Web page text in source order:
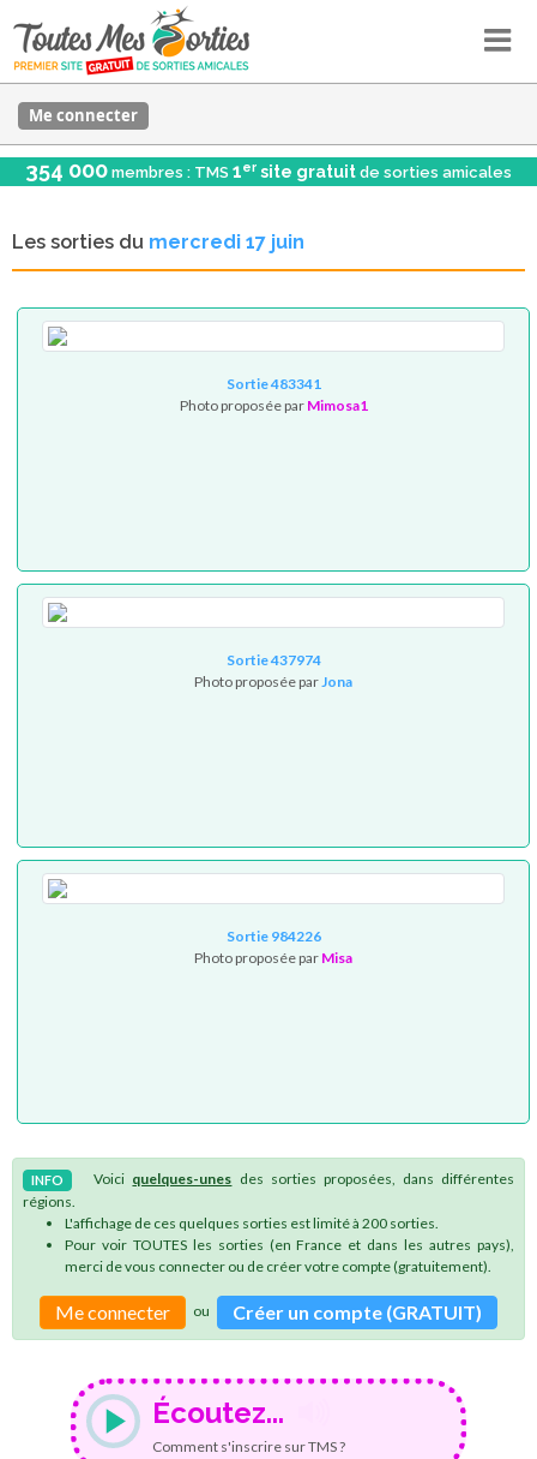
Me connecter
354 000 membres : TMS 1er site gratuit de sorties amicales
Les sorties du mercredi 17 juin
Sortie 483341
Photo proposée par Mimosa1
Sortie 437974
Photo proposée parJona
Sortie 984226
Photo proposée par Misa
INFO Voici quelques-unes des sorties proposées, dans différentes
régions.
L'affichage de ces quelques sorties est limité à 200 sorties.
Pour voir TOUTES les sorties (en France et dans les autres pays),
merci de vous connecter ou de créer votre compte (gratuitement).
Me connecter ou Créer un compte (GRATUIT)
Écoutez...
Comment s'inscrire sur TMS ?